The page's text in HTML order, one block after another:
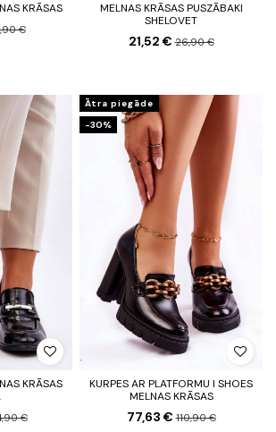
KRĀSAS
€
MELNAS KRĀSAS PUSZĀBAKI
SHELOVET
21,52 €26,90 €
KRĀSAS
€
Ātra piegāde
-30%
KURPES AR PLATFORMU I SHOES
MELNAS KRĀSAS
77,63 €110,90 €